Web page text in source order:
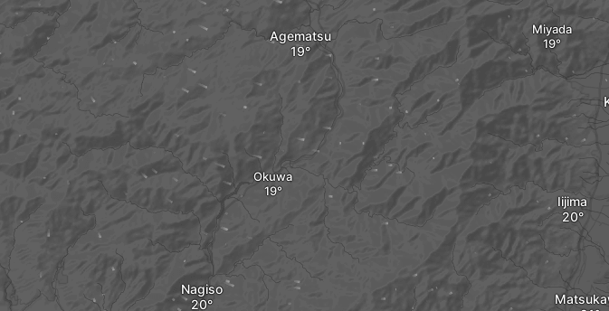
Miyada
Agematsu
Iijima
Okuwa
Nagiso